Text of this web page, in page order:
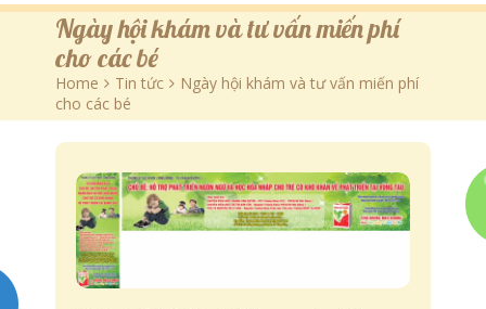
Trang Chủ
Giới Thiệu
Hoạt Động
Góc Báo Chí
Quyết định – Kế hoạch
Ngày hội khám và tư vấn miến phí
cho các bé
Home > Tin tức > Ngày hội khám và tư vấn miến phí
cho các bé